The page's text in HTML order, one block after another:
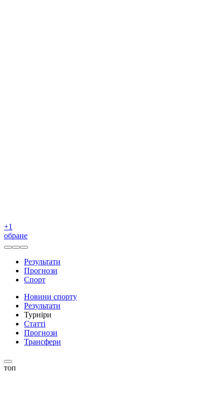
+1
обране
Результати
Прогнози
Спорт
Новини спорту
Результати
Турніри
Статті
Прогнози
Трансфери
топ